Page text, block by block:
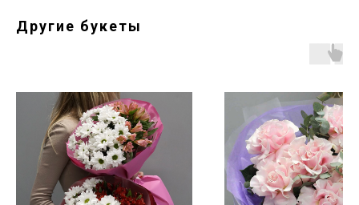
Другие букеты